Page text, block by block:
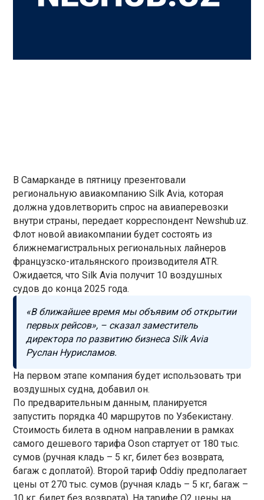
В Самарканде в пятницу презентовали
региональную авиакомпанию Silk Avia, которая
должна удовлетворить спрос на авиаперевозки
внутри страны, передает корреспондент Newshub.uz.
Флот новой авиакомпании будет состоять из
ближнемагистральных региональных лайнеров
французско-итальянского производителя ATR.
Ожидается, что Silk Avia получит 10 воздушных
судов до конца 2025 года.
«В ближайшее время мы объявим об открытии
первых рейсов», – сказал заместитель
директора по развитию бизнеса Silk Avia
Руслан Нурисламов.
На первом этапе компания будет использовать три
воздушных судна, добавил он.
По предварительным данным, планируется
запустить порядка 40 маршрутов по Узбекистану.
Стоимость билета в одном направлении в рамках
самого дешевого тарифа Oson стартует от 180 тыс.
сумов (ручная кладь – 5 кг, билет без возврата,
багаж с доплатой). Второй тариф Oddiy предполагает
цены от 270 тыс. сумов (ручная кладь – 5 кг, багаж –